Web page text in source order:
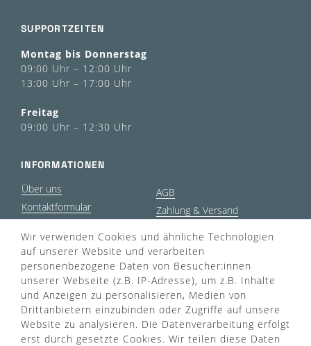
SUPPORTZEITEN
Montag bis Donnerstag
09:00 Uhr – 12:00 Uhr
13:00 Uhr – 17:00 Uhr
Freitag
09:00 Uhr – 12:30 Uhr
INFORMATIONEN
Über uns
Kontaktformular
Türgriff Lexikon
Widerrufsrecht
Sitemap
AGB
Zahlung & Versand
Impressum
Rücksendung
Markenwelt
Widerruf erklären
Wir verwenden Cookies und ähnliche Technologien
auf unserer Website und verarbeiten
personenbezogene Daten von Besucher:innen
unserer Webseite (z.B. IP-Adresse), um z.B. Inhalte
und Anzeigen zu personalisieren, Medien von
Drittanbietern einzubinden oder Zugriffe auf unsere
Website zu analysieren. Die Datenverarbeitung erfolgt
erst durch gesetzte Cookies. Wir teilen diese Daten